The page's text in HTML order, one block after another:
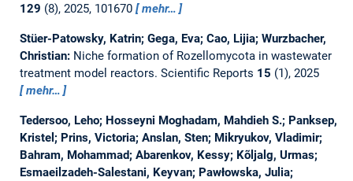
129 (8), 2025, 101670 mehr…
Stüer-Patowsky, Katrin; Gega, Eva; Cao, Lijia; Wurzbacher,
Christian: Niche formation of Rozellomycota in wastewater
treatment model reactors. Scientific Reports 15 (1), 2025
mehr…
Tedersoo, Leho; Hosseyni Moghadam, Mahdieh S.; Panksep,
Kristel; Prins, Victoria; Anslan, Sten; Mikryukov, Vladimir;
Bahram, Mohammad; Abarenkov, Kessy; Kõljalg, Urmas;
Esmaeilzadeh-Salestani, Keyvan; Pawłowska, Julia;